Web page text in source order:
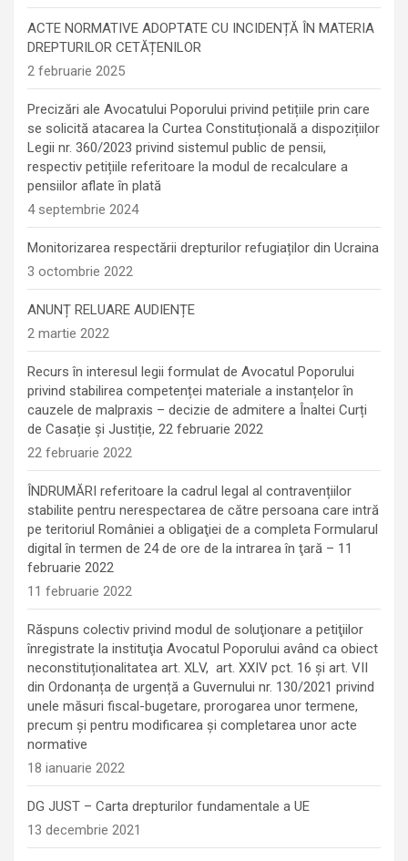
ACTE NORMATIVE ADOPTATE CU INCIDENȚĂ ÎN MATERIA
DREPTURILOR CETĂȚENILOR
2 februarie 2025
Precizări ale Avocatului Poporului privind petițiile prin care
se solicită atacarea la Curtea Constituțională a dispozițiilor
Legii nr. 360/2023 privind sistemul public de pensii,
respectiv petițiile referitoare la modul de recalculare a
pensiilor aflate în plată
4 septembrie 2024
Monitorizarea respectării drepturilor refugiaților din Ucraina
3 octombrie 2022
ANUNȚ RELUARE AUDIENȚE
2 martie 2022
Recurs în interesul legii formulat de Avocatul Poporului
privind stabilirea competenței materiale a instanțelor în
cauzele de malpraxis – decizie de admitere a Înaltei Curți
de Casație și Justiție, 22 februarie 2022
22 februarie 2022
ÎNDRUMĂRI referitoare la cadrul legal al contravențiilor
stabilite pentru nerespectarea de către persoana care intră
pe teritoriul României a obligaţiei de a completa Formularul
digital în termen de 24 de ore de la intrarea în ţară – 11
februarie 2022
11 februarie 2022
Răspuns colectiv privind modul de soluţionare a petiţiilor
înregistrate la instituţia Avocatul Poporului având ca obiect
neconstituționalitatea art. XLV, art. XXIV pct. 16 și art. VII
din Ordonanța de urgență a Guvernului nr. 130/2021 privind
unele măsuri fiscal-bugetare, prorogarea unor termene,
precum şi pentru modificarea şi completarea unor acte
normative
18 ianuarie 2022
DG JUST – Carta drepturilor fundamentale a UE
13 decembrie 2021